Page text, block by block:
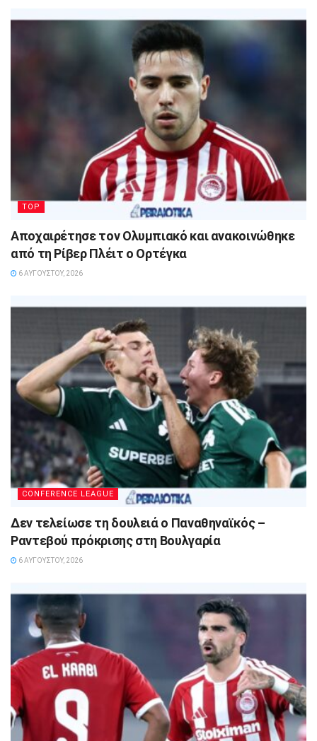
TOP
Αποχαιρέτησε τον Ολυμπιακό και ανακοινώθηκε
από τη Ρίβερ Πλέιτ ο Ορτέγκα
6 ΑΥΓΟΎΣΤΟΥ, 2026
CONFERENCE LEAGUE
Δεν τελείωσε τη δουλειά ο Παναθηναϊκός –
Ραντεβού πρόκρισης στη Βουλγαρία
6 ΑΥΓΟΎΣΤΟΥ, 2026